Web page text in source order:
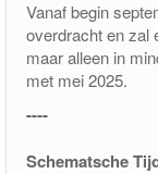
Vanaf begin
overdracht en zal
maar alleen in
met mei 2025.
----
Schematsche